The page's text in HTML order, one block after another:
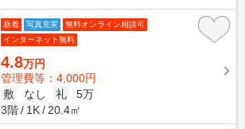
新着 写真充実
無料オンライン相談可
インターネット無料
4.8万円
管理費等：4,000円
敷
なし 礼
5万
3階
1K 20.4㎡